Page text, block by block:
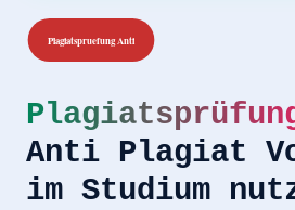
Anti Plagiat
im Studium